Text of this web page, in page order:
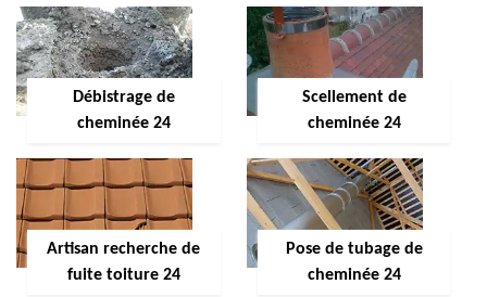
Débistrage de
cheminée 24
Scellement de
cheminée 24
Artisan recherche de
fuite toiture 24
Pose de tubage de
cheminée 24